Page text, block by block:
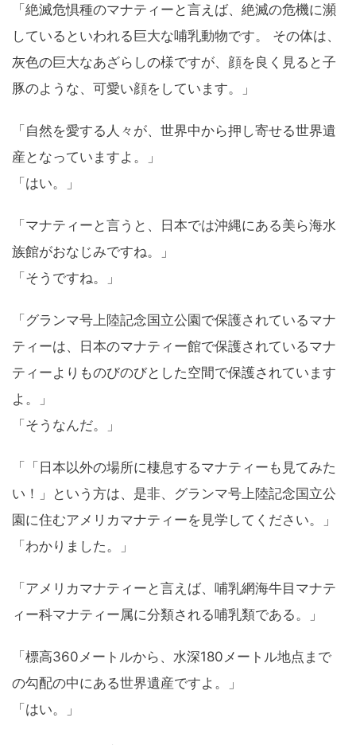
「絶滅危惧種のマナティーと言えば、絶滅の危機に瀕
しているといわれる巨大な哺乳動物です。 その体は、
灰色の巨大なあざらしの様ですが、顔を良く見ると子
豚のような、可愛い顔をしています。」
「自然を愛する人々が、世界中から押し寄せる世界遺
産となっていますよ。」
「はい。」
「マナティーと言うと、日本では沖縄にある美ら海水
族館がおなじみですね。」
「そうですね。」
「グランマ号上陸記念国立公園で保護されているマナ
ティーは、日本のマナティー館で保護されているマナ
ティーよりものびのびとした空間で保護されています
よ。」
「そうなんだ。」
「「日本以外の場所に棲息するマナティーも見てみた
い！」という方は、是非、グランマ号上陸記念国立公
園に住むアメリカマナティーを見学してください。」
「わかりました。」
「アメリカマナティーと言えば、哺乳網海牛目マナテ
ィー科マナティー属に分類される哺乳類である。」
「標高360メートルから、水深180メートル地点まで
の勾配の中にある世界遺産ですよ。」
「はい。」